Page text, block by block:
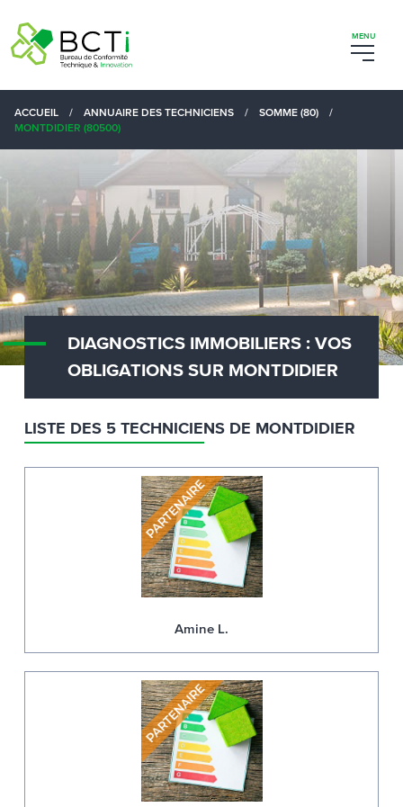
ACCUEIL / ANNUAIRE DES TECHNICIENS / SOMME (80)
/
MONTDIDIER (80500)
DIAGNOSTICS IMMOBILIERS : VOS
OBLIGATIONS SUR MONTDIDIER
LISTE DES 5 TECHNICIENS DE MONTDIDIER
Amine L.